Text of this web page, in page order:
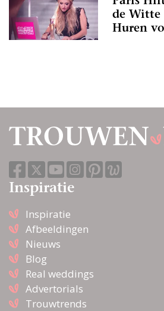
de Witte
Huren
Inspiratie
Inspiratie
Afbeeldingen
Nieuws
Blog
Real weddings
Advertorials
Trouwtrends